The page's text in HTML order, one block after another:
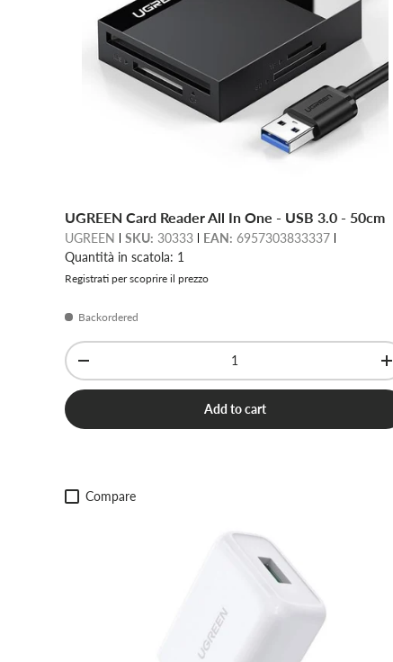
UGREEN Card Reader All In One - USB 3.0 - 50cm
UGREEN SKU: 30333 EAN: 6957303833337
Quantità in scatola: 1
Registrati per scoprire il prezzo
Backordered
Qty
-
+
Add to cart
Compare